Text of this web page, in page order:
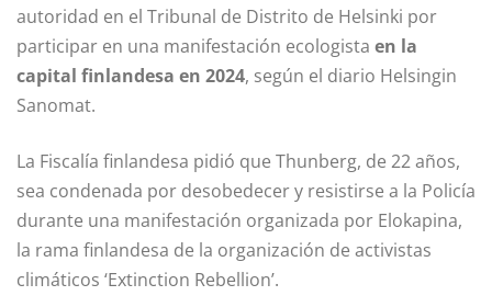
autoridad en el Tribunal de Distrito de Helsinki por
participar en una manifestación ecologista en la
capital finlandesa en 2024, según el diario Helsingin
Sanomat.
La Fiscalía finlandesa pidió que Thunberg, de 22 años,
sea condenada por desobedecer y resistirse a la Policía
durante una manifestación organizada por Elokapina,
la rama finlandesa de la organización de activistas
climáticos ‘Extinction Rebellion’.